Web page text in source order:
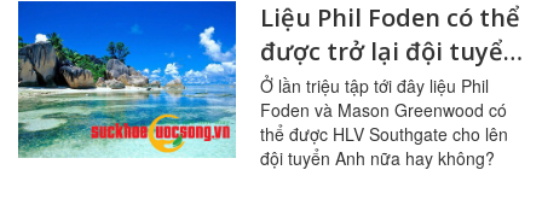
Liệu Phil Foden có thể
được trở lại đội tuyển
Anh sau scandal dắt
gái?
Ở lần triệu tập tới đây liệu Phil
Foden và Mason Greenwood có
thể được HLV Southgate cho lên
đội tuyển Anh nữa hay không?